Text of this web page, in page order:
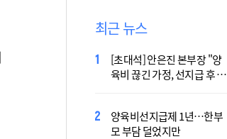
최근 뉴스
[초대석] 안은진 본부장 "양
육비 끊긴 가정, 선지급 후 아
양육비선지급제 1년…한부
모 부담 덜었지만
李 "국가폭력 다시는 없어
야"…피해자들에게 첫 직접
'호우 피해' 안동·의성 특별
재난지역 선포…국비 추가